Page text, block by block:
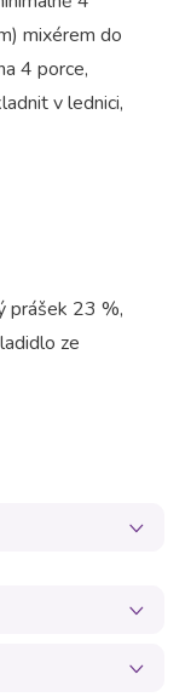
mixérem do
4 porce,
v lednici,
prášek 23 %,
ze